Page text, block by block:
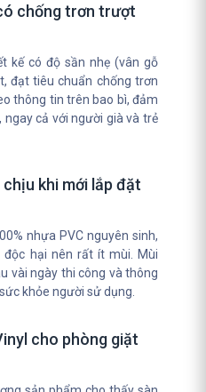
chống trơn trượt
kế có độ sần nhẹ (vân gỗ
đạt tiêu chuẩn chống trơn
thông tin trên bao bì, đảm
ngay cả với người già và trẻ
khi mới lắp đặt
nhựa PVC nguyên sinh,
hại nên rất ít mùi. Mùi
vài ngày thi công và thông
khỏe người sử dụng.
cho phòng giặt